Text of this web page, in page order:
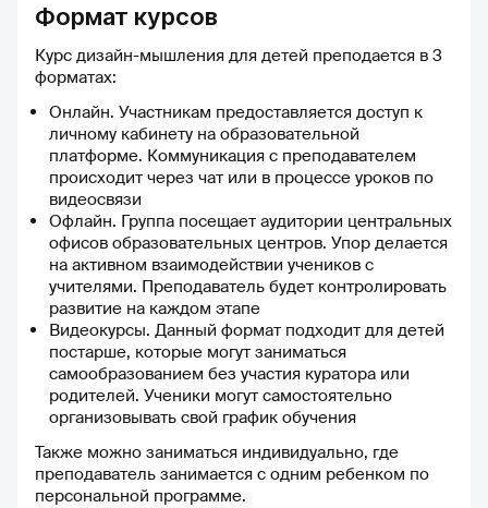
усваивать новые знания. ✍️
Домашние задания
проверяются достаточно
быстро, редко дольше суток.
связи даёт возможность
вовремя исправить ошибки и
двигаться дальше с
уверенностью. 💻 Пользоваться
платформой удобно и
комфортно. Простота
интерфейса и ясная структура
позволяют сосредоточиться
исключительно на учёбе, без
лишней траты времени на
поиски нужного урока или
теста. ❤️ Больше всего радует
качество и глубина учебных
материалов. После занятий на
Учёба.ру чувствуешь
уверенность в собственных
силах и готовность сдавать
экзамены. 🔧 Что касается
Формат курсов
Курс дизайн-мышления для детей преподается в 3
форматах:
Онлайн. Участникам предоставляется доступ к
личному кабинету на образовательной
платформе. Коммуникация с преподавателем
происходит через чат или в процессе уроков по
видеосвязи
Офлайн. Группа посещает аудитории центральных
офисов образовательных центров. Упор делается
на активном взаимодействии учеников с
учителями. Преподаватель будет контролировать
развитие на каждом этапе
Видеокурсы. Данный формат подходит для детей
постарше, которые могут заниматься
самообразованием без участия куратора или
родителей. Ученики могут самостоятельно
организовывать свой график обучения
Также можно заниматься индивидуально, где
преподаватель занимается с одним ребенком по
персональной программе.